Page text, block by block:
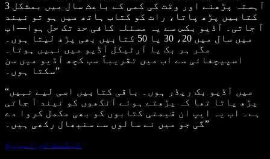
آہستہ پڑھنے اور وقت کی کمی کے باعث سال میں بمشکل 3
کتابیں پڑھ پاتا، رات کو کتاب ہاتھ میں ہو تو نیند
آ جاتی۔ آڈیو بکس سے یہ مسئلہ کافی حد تک حل ہوا—اب
میں سال میں 20، 30 یا 50 کتابیں بھی پڑھ لیتا ہوں۔
مگر ہر بک یا آرٹیکل آڈیو میں نہیں ہوتا۔
اسپیچفائی سے اب میں تقریباً سب کچھ آڈیو میں سن
سکتا ہوں۔”
“میں آڈیو بک ریڈر ہوں۔ باقی کتابیں اسی لیے نہیں
پڑھ پاتا تھا کہ پڑھتے ہوئے آنکھوں کو نیند آ جاتی
ہے۔ اب یہ ایپ ان قیمتی کتابوں کو بھی مکمل کروا دے
گی جو میں نے سالوں سے سنبھال رکھی ہیں۔”
ٹیکسٹ ٹو اسپیچ